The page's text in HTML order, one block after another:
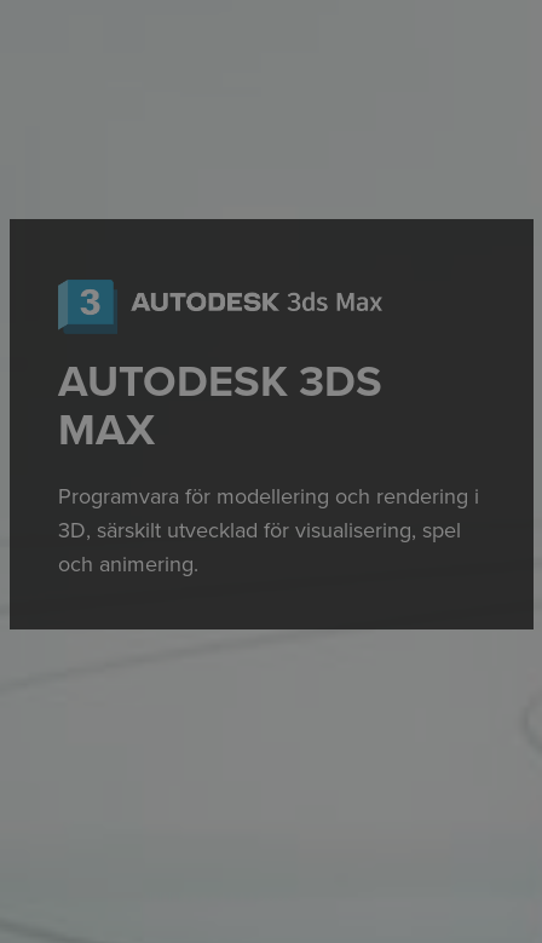
AUTODESK 3DS
MAX
Programvara för modellering och rendering i
3D, särskilt utvecklad för visualisering, spel
och animering.